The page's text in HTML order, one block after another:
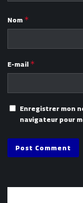
Nom *
E-mail *
Enregistrer mon
navigateur pour